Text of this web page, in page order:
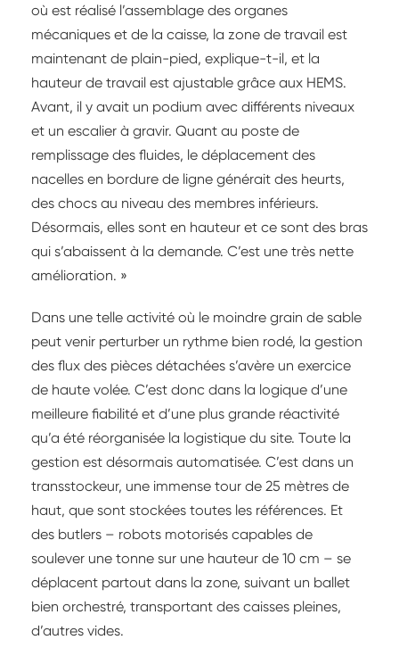
où est réalisé l’assemblage des organes
mécaniques et de la caisse, la zone de travail est
maintenant de plain-pied, explique-t-il, et la
hauteur de travail est ajustable grâce aux HEMS.
Avant, il y avait un podium avec différents niveaux
et un escalier à gravir. Quant au poste de
remplissage des fluides, le déplacement des
nacelles en bordure de ligne générait des heurts,
des chocs au niveau des membres inférieurs.
Désormais, elles sont en hauteur et ce sont des bras
qui s’abaissent à la demande. C’est une très nette
amélioration. »
Dans une telle activité où le moindre grain de sable
peut venir perturber un rythme bien rodé, la gestion
des flux des pièces détachées s’avère un exercice
de haute volée. C’est donc dans la logique d’une
meilleure fiabilité et d’une plus grande réactivité
qu’a été réorganisée la logistique du site. Toute la
gestion est désormais automatisée. C’est dans un
transstockeur, une immense tour de 25 mètres de
haut, que sont stockées toutes les références. Et
des butlers – robots motorisés capables de
soulever une tonne sur une hauteur de 10 cm – se
déplacent partout dans la zone, suivant un ballet
bien orchestré, transportant des caisses pleines,
d’autres vides.